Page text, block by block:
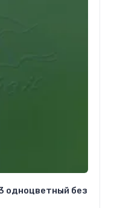
одноцветный без